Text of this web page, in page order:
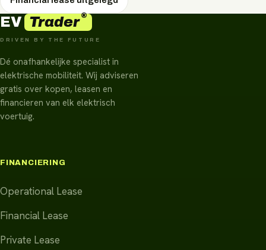
EV Trader®
DRIVEN BY THE FUTURE
Dé onafhankelijke specialist in
elektrische mobiliteit. Wij adviseren
gratis over kopen, leasen en
financieren van elk elektrisch
voertuig.
FINANCIERING
Operational Lease
Financial Lease
Private Lease